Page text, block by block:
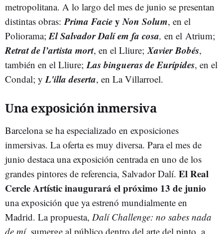
metropolitana. A lo largo del mes de junio se presentan
distintas obras:Prima FacieyNon Solum, en el
Poliorama;El Salvador Dalí em fa cosa, en el Atrium;
Retrat de l’artista mort, en el Lliure;Xavier Bobés,
también en el Lliure;Las bingueras de Eurípides, en el
Condal; yL'illa deserta, en La Villarroel.
Una exposición inmersiva
Barcelona se ha especializado en exposiciones
inmersivas. La oferta es muy diversa. Para el mes de
junio destaca una exposición centrada en uno de los
grandes pintores de referencia, Salvador Dalí. El Real
Cercle Artístic inaugurará el próximo 13 de junio
una exposición que ya estrenó mundialmente en
Madrid. La propuesta, Dalí Challenge: no sabes nada
de mí, sumerge al público dentro del arte del pinto, a